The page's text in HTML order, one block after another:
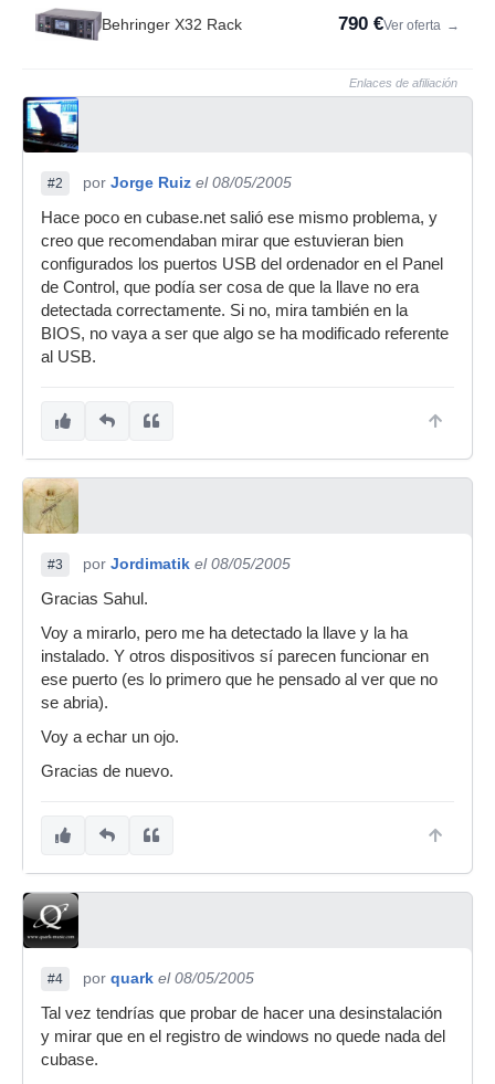
Behringer X32 Rack 790 €Ver oferta →
Enlaces de afiliación
#2 por Jorge Ruiz el 08/05/2005
Hace poco en cubase.net salió ese mismo problema, y
creo que recomendaban mirar que estuvieran bien
configurados los puertos USB del ordenador en el Panel
de Control, que podía ser cosa de que la llave no era
detectada correctamente. Si no, mira también en la
BIOS, no vaya a ser que algo se ha modificado referente
al USB.
#3 por Jordimatik el 08/05/2005
Gracias Sahul.
Voy a mirarlo, pero me ha detectado la llave y la ha
instalado. Y otros dispositivos sí parecen funcionar en
ese puerto (es lo primero que he pensado al ver que no
se abria).
Voy a echar un ojo.
Gracias de nuevo.
#4 por quark el 08/05/2005
Tal vez tendrías que probar de hacer una desinstalación
y mirar que en el registro de windows no quede nada del
cubase.